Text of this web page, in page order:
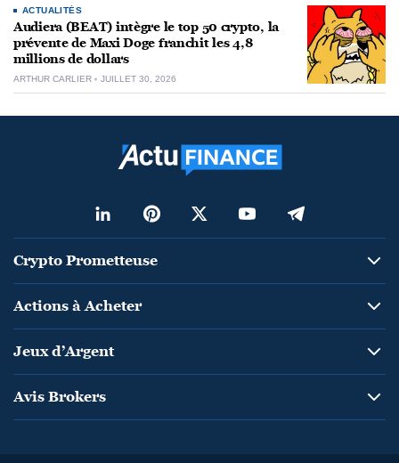
ACTUALITÉS
Audiera (BEAT) intègre le top 50 crypto, la
prévente de Maxi Doge franchit les 4,8
millions de dollars
ARTHUR CARLIER JUILLET 30, 2026
Crypto Prometteuse
Actions à Acheter
Jeux d’Argent
Avis Brokers